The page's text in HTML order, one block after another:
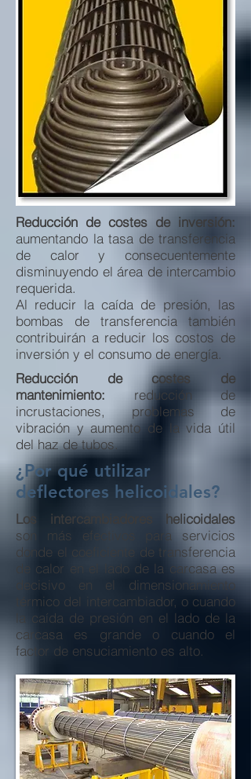
Reducción de costes de inversión:
aumentando la tasa de transferencia
de calor y consecuentemente
disminuyendo el área de intercambio
requerida.
Al reducir la caída de presión, las
bombas de transferencia también
contribuirán a reducir los costos de
inversión y el consumo de energía.
Reducción de costes de
mantenimiento: reducción de
incrustaciones, problemas de
vibración y aumento de la vida útil
del haz de tubos.
¿Por qué utilizar
deflectores helicoidales?
Los intercambiadores helicoidales
son más efectivos para servicios
donde el coeficiente de transferencia
de calor en el lado de la carcasa es
decisivo en el dimensionamiento
térmico del intercambiador, o cuando
la caída de presión en el lado de la
carcasa es grande o cuando el
factor de ensuciamiento es alto.